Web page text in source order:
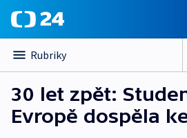
Rubriky
30 let zpět:
Evropě dospěla